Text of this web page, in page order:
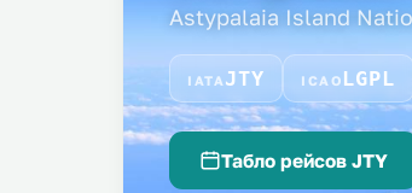
Astypalaia Island
IATA JTY ICAO LGPL
Табло рейсов JTY